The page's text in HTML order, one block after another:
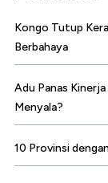
Kongo Tutup
Berbahaya
Adu Panas
Menyala?
10 Provinsi